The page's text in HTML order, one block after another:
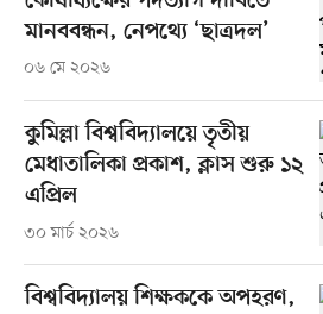
মানববন্ধন, নেপথ্যে ‘ছাত্রদল’
০৬ মে ২০২৬
কুমিল্লা বিশ্ববিদ্যালয়ে তৃতীয়
মেধাতালিকা প্রকাশ, ক্লাস শুরু ১২
এপ্রিল
৩০ মার্চ ২০২৬
বিশ্ববিদ্যালয় শিক্ষককে অপহরণ,